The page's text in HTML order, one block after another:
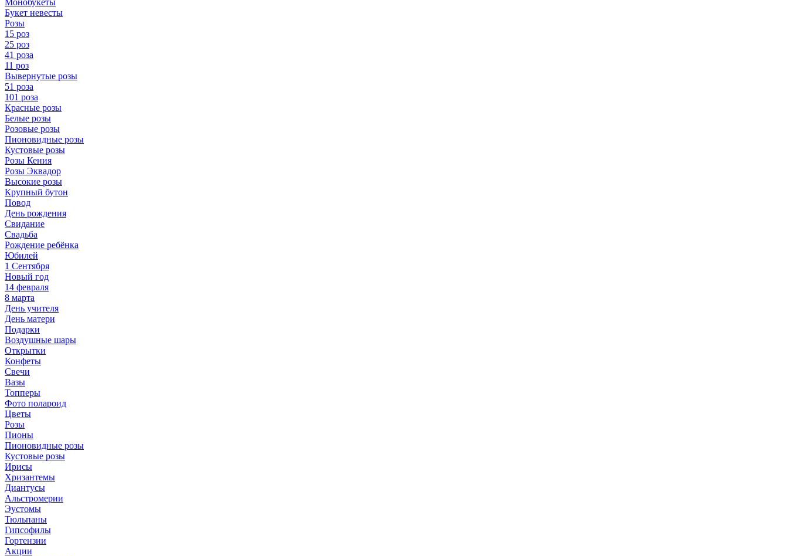
Монобукеты
Букет невесты
Розы
15 роз
25 роз
41 роза
11 роз
Вывернутые розы
51 роза
101 роза
Красные розы
Белые розы
Розовые розы
Пионовидные розы
Кустовые розы
Розы Кения
Розы Эквадор
Высокие розы
Крупный бутон
Повод
День рождения
Свидание
Свадьба
Рождение ребёнка
Юбилей
1 Сентября
Новый год
14 февраля
8 марта
День учителя
День матери
Подарки
Воздушные шары
Открытки
Конфеты
Свечи
Вазы
Топперы
Фото полароид
Цветы
Розы
Пионы
Пионовидные розы
Кустовые розы
Ирисы
Хризантемы
Диантусы
Альстромерии
Эустомы
Тюльпаны
Гипсофилы
Гортензии
Акции